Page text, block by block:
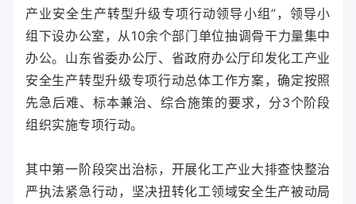
产业安全生产转型升级专项行动领导小组”，领导小
组下设办公室，从10余个部门单位抽调骨干力量集中
办公。山东省委办公厅、省政府办公厅印发化工产业
安全生产转型升级专项行动总体工作方案，确定按照
先急后难、标本兼治、综合施策的要求，分3个阶段
组织实施专项行动。
其中第一阶段突出治标，开展化工产业大排查快整治
严执法紧急行动，坚决扭转化工领域安全生产被动局